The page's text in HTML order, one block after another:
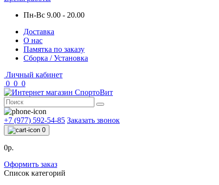
Пн-Вс 9.00 - 20.00
Доставка
О нас
Памятка по заказу
Сборка / Установка
Личный кабинет
0 0 0
+7 (977) 592-54-85 Заказать звонок
0
0р.
Оформить заказ
Список категорий